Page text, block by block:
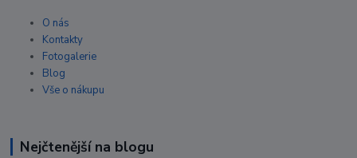
O nás
Kontakty
Fotogalerie
Blog
Vše o nákupu
Nejčtenější na blogu